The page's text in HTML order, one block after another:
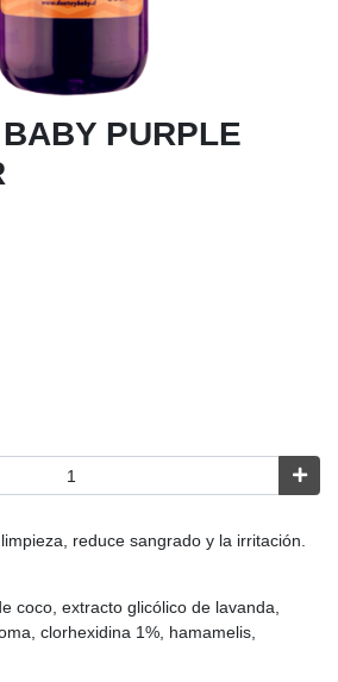
PURPLE
reduce sangrado y la irritación.
coco, extracto glicólico de lavanda,
clorhexidina 1%, hamamelis,